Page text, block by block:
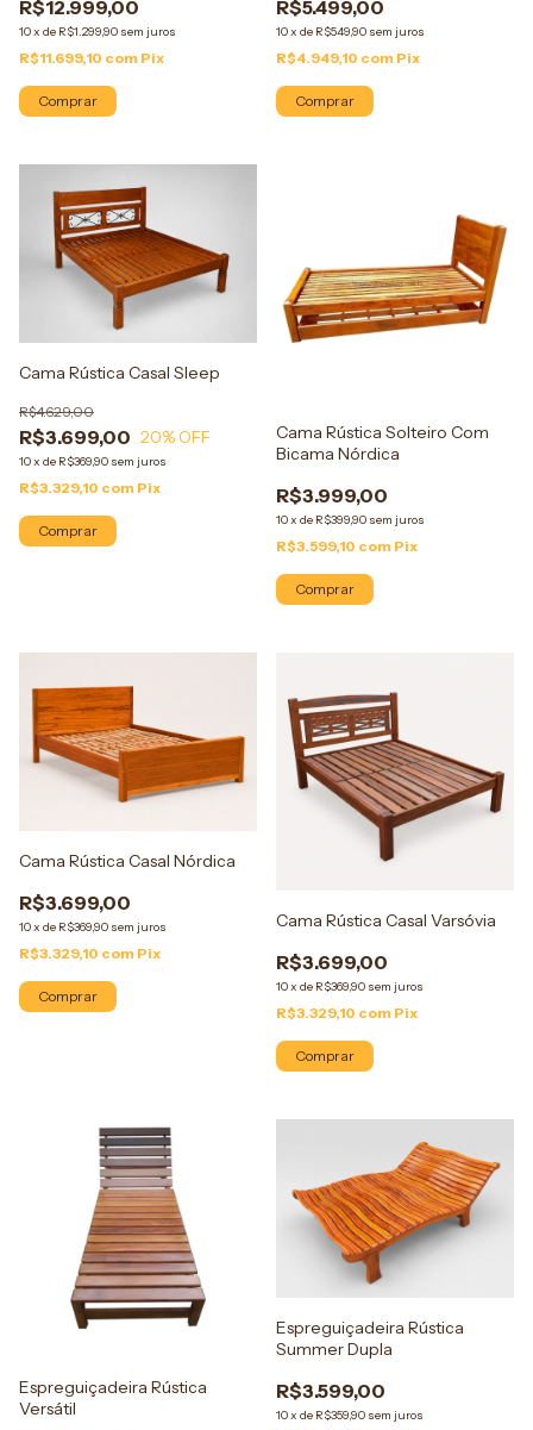
R$12.999,00
10x de R$1.299,90 sem juros
R$11.699,10 com Pix
Comprar
R$5.499,00
10x de R$549,90 sem juros
R$4.949,10 com Pix
Comprar
Cama Rústica Casal Sleep
R$3.699,00
R$4.629,00
20% OFF
10x de R$369,90 sem juros
R$3.329,10 com Pix
Comprar
Cama Rústica Solteiro Com
Bicama Nórdica
R$3.999,00
10x de R$399,90 sem juros
R$3.599,10 com Pix
Comprar
Cama Rústica Casal Nórdica
R$3.699,00
10x de R$369,90 sem juros
R$3.329,10 com Pix
Comprar
Cama Rústica Casal Varsóvia
R$3.699,00
10x de R$369,90 sem juros
R$3.329,10 com Pix
Comprar
Espreguiçadeira Rústica
Versátil
Espreguiçadeira Rústica
Summer Dupla
R$3.599,00
10x de R$359,90 sem juros